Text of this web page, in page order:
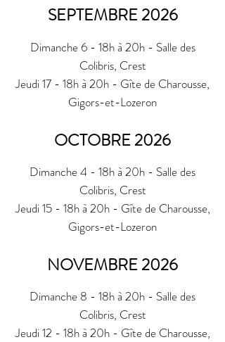
SEPTEMBRE 2026
Dimanche 6 - 18h à 20h - Salle des
Colibris, Crest
Jeudi 17 - 18h à 20h - Gîte de Charousse,
Gigors-et-Lozeron
OCTOBRE 2026
Dimanche 4 - 18h à 20h - Salle des
Colibris, Crest
Jeudi 15 - 18h à 20h - Gîte de Charousse,
Gigors-et-Lozeron
NOVEMBRE 2026
Dimanche 8 - 18h à 20h - Salle des
Colibris, Crest
Jeudi 12 - 18h à 20h - Gîte de Charousse,